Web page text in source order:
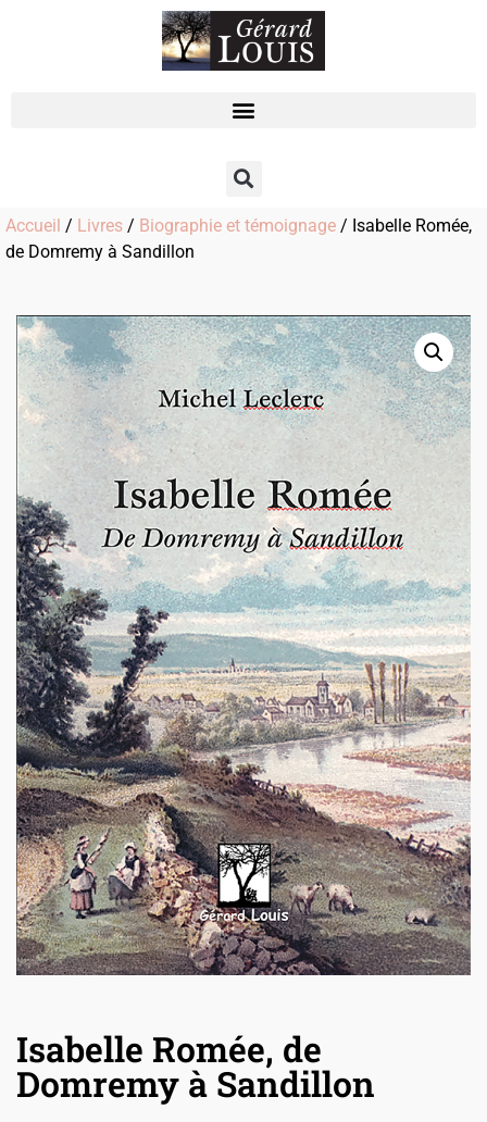
Accueil / Livres / Biographie et témoignage / Isabelle Romée,
de Domremy à Sandillon
Isabelle Romée, de
Domremy à Sandillon